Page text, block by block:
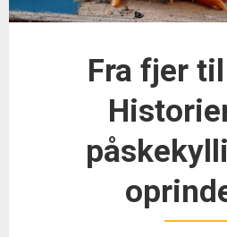
Fra fjer